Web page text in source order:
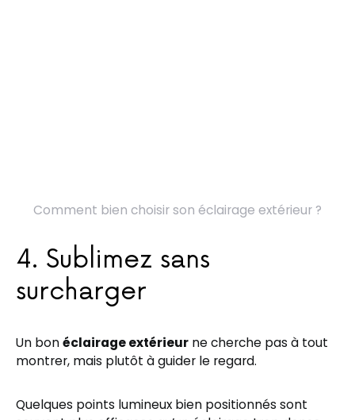
Comment bien choisir son éclairage extérieur ?
4. Sublimez sans
surcharger
Un bonéclairage extérieur ne cherche pas à tout
montrer, mais plutôt à guider le regard.
Quelques points lumineux bien positionnés sont